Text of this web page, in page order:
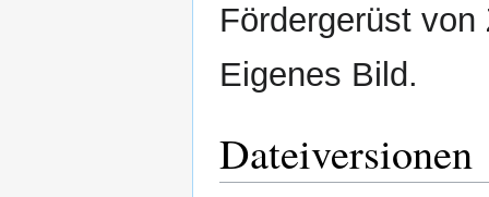
Fördergerüst
Eigenes Bild.
Dateiversionen